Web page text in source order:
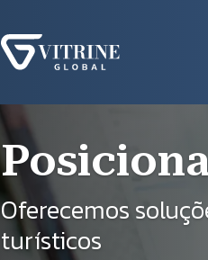
Oferecemos
turísticos